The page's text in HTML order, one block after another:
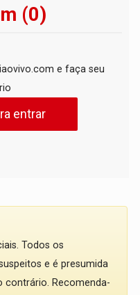
(0)
e faça seu
entrar
Todos os
e é presumida
contrário. Recomenda-